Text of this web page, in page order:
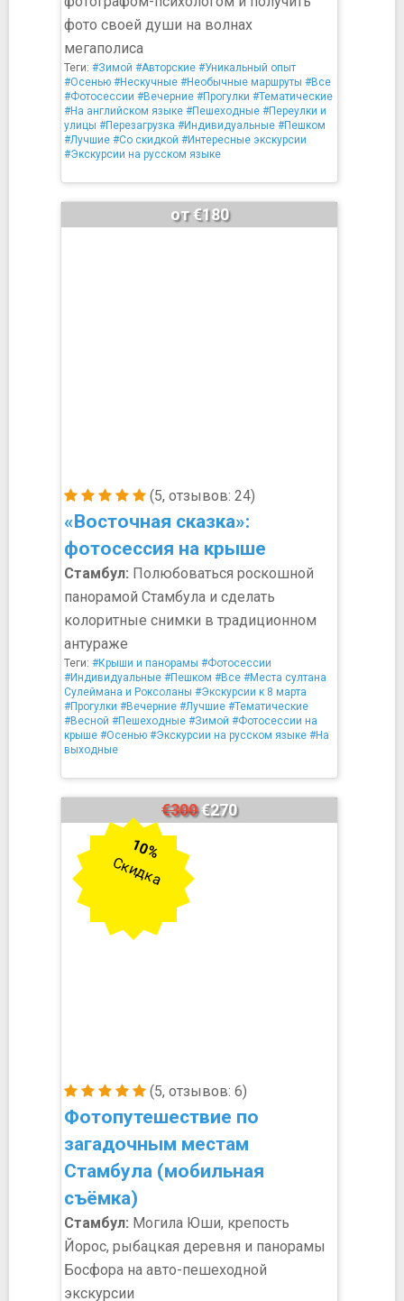
фото своей души на волнах
мегаполиса
Теги: #Зимой #Авторские #Уникальный опыт
#Осенью #Нескучные #Необычные маршруты #Все
#Фотосессии #Вечерние #Прогулки #Тематические
#На английском языке #Пешеходные #Переулки и
улицы #Перезагрузка #Индивидуальные #Пешком
#Лучшие #Со скидкой #Интересные экскурсии
#Экскурсии на русском языке
(5, отзывов: 24)
«Восточная сказка»:
фотосессия на крыше
от €180
Стамбул: Полюбоваться роскошной
панорамой Стамбула и сделать
колоритные снимки в традиционном
антураже
Теги: #Крыши и панорамы #Фотосессии
#Индивидуальные #Пешком #Все #Места султана
Сулеймана и Роксоланы #Экскурсии к 8 марта
#Прогулки #Вечерние #Лучшие #Тематические
#Весной #Пешеходные #Зимой #Фотосессии на
крыше #Осенью #Экскурсии на русском языке #На
выходные
(5, отзывов: 6)
Фотопутешествие по
загадочным местам
Стамбула (мобильная
съёмка)
€300€270
10%
Скидка
Стамбул: Могила Юши, крепость
Йорос, рыбацкая деревня и панорамы
Босфора на авто-пешеходной
экскурсии